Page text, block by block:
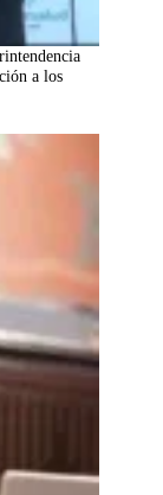
a los